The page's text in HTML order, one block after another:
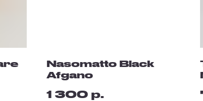
Nasomatto Black
Afgano
1 300 р.